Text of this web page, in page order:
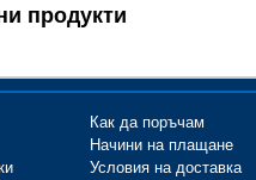
продукти
Как да поръчам
Начини на плащане
Условия на доставка